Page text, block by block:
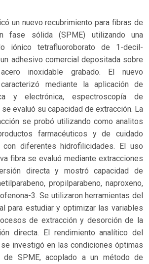
un nuevo recubrimiento para fibras de
fase sólida (SPME) utilizando una
iónico tetrafluoroborato de 1-decil-
adhesivo comercial depositada sobre
inoxidable grabado. El nuevo
mediante la aplicación de
y electrónica, espectroscopía de
evaluó su capacidad de extracción. La
se probó utilizando como analitos
farmacéuticos y de cuidado
con diferentes hidrofilicidades. El uso
fibra se evaluó mediante extracciones
directa y mostró capacidad de
propilparabeno, naproxeno,
3. Se utilizaron herramientas del
para estudiar y optimizar las variables
de extracción y desorción de la
directa. El rendimiento analítico del
investigó en las condiciones óptimas
de SPME, acoplado a un método de